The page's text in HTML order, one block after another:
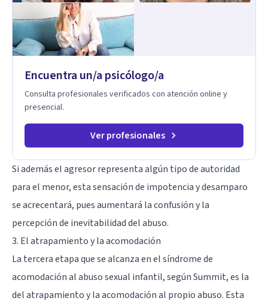
herramientas prácticas para navegar la vida familiar con amor,
límites sanos, serenidad y propósito. Trabajo desde una
mirada integral donde la mente, las emociones, la historia
familiar y la fe se encuentran para crear procesos
terapéuticos transformadores, cálidos y profundamente
en cada etapa de tu vida.
Encuentra un/a psicólogo/a
Consulta profesionales verificados con atención online y
presencial.
Ver profesionales
Si además el agresor representa algún tipo de autoridad
para el menor, esta sensación de impotencia y desamparo
se acrecentará, pues aumentará la confusión y la
percepción de inevitabilidad del abuso.
3. El atrapamiento y la acomodación
La tercera etapa que se alcanza en el síndrome de
acomodación al abuso sexual infantil, según Summit, es la
del atrapamiento y la acomodación al propio abuso. Esta